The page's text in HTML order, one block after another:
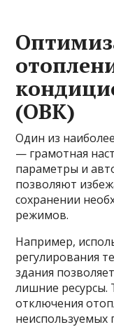
(ОВК)
Один из
— грамотная
параметры и
позволяют
сохранении
режимов.
Например,
регулирования
здания
лишние ресурсы.
отключения
неиспользуемых